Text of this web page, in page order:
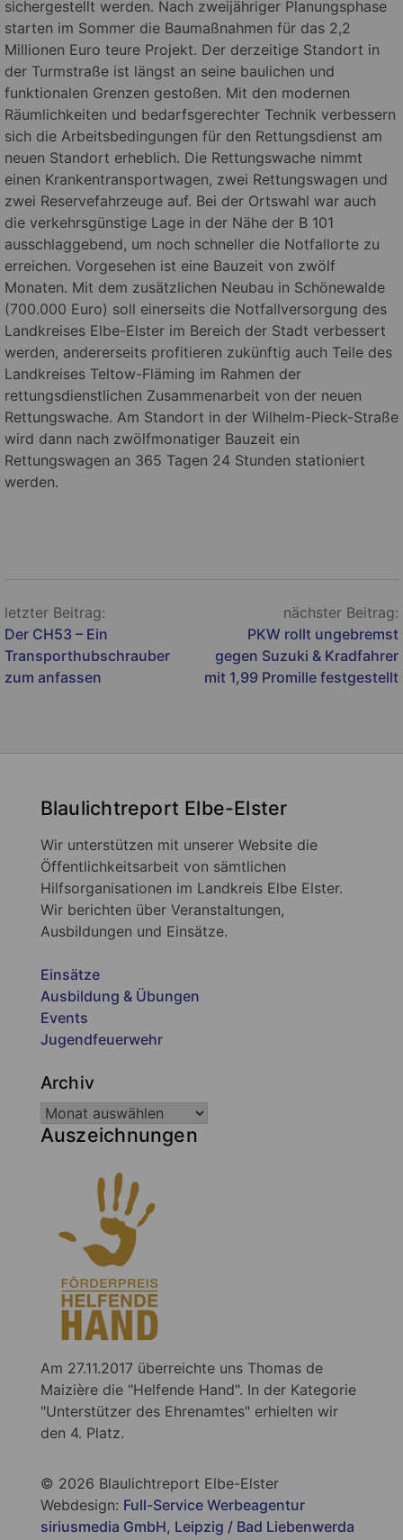
sichergestellt werden. Nach zweijähriger Planungsphase
starten im Sommer die Baumaßnahmen für das 2,2
Millionen Euro teure Projekt. Der derzeitige Standort in
der Turmstraße ist längst an seine baulichen und
funktionalen Grenzen gestoßen. Mit den modernen
Räumlichkeiten und bedarfsgerechter Technik verbessern
sich die Arbeitsbedingungen für den Rettungsdienst am
neuen Standort erheblich. Die Rettungswache nimmt
einen Krankentransportwagen, zwei Rettungswagen und
zwei Reservefahrzeuge auf. Bei der Ortswahl war auch
die verkehrsgünstige Lage in der Nähe der B 101
ausschlaggebend, um noch schneller die Notfallorte zu
erreichen. Vorgesehen ist eine Bauzeit von zwölf
Monaten. Mit dem zusätzlichen Neubau in Schönewalde
(700.000 Euro) soll einerseits die Notfallversorgung des
Landkreises Elbe-Elster im Bereich der Stadt verbessert
werden, andererseits profitieren zukünftig auch Teile des
Landkreises Teltow-Fläming im Rahmen der
rettungsdienstlichen Zusammenarbeit von der neuen
Rettungswache. Am Standort in der Wilhelm-Pieck-Straße
wird dann nach zwölfmonatiger Bauzeit ein
Rettungswagen an 365 Tagen 24 Stunden stationiert
werden.
Beitragsnavigation
letzter Beitrag:
Der CH53 – Ein
Transporthubschrauber
zum anfassen
nächster Beitrag:
PKW rollt ungebremst
gegen Suzuki & Kradfahrer
mit 1,99 Promille festgestellt
Blaulichtreport Elbe-Elster
Wir unterstützen mit unserer Website die
Öffentlichkeitsarbeit von sämtlichen
Hilfsorganisationen im Landkreis Elbe Elster.
Wir berichten über Veranstaltungen,
Ausbildungen und Einsätze.
Einsätze
Ausbildung & Übungen
Events
Jugendfeuerwehr
Archiv
Auszeichnungen
Am 27.11.2017 überreichte uns Thomas de
Maizière die "Helfende Hand". In der Kategorie
"Unterstützer des Ehrenamtes" erhielten wir
den 4. Platz.
© 2026 Blaulichtreport Elbe-Elster
Webdesign: Full-Service Werbeagentur
siriusmedia GmbH, Leipzig / Bad Liebenwerda